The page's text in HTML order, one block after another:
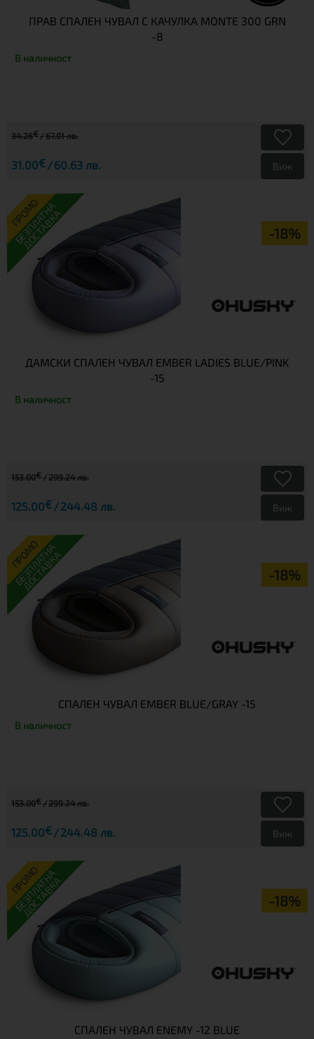
ПРАВ СПАЛЕН ЧУВАЛ С КАЧУЛКА MONTE 300 GRN
-8
В наличност
34.26€ 67.01 лв.
31.00€ 60.63 лв. Виж
ПРОМО
-18%
БЕЗПЛАТНА
ДОСТАВКА
ДАМСКИ СПАЛЕН ЧУВАЛ EMBER LADIES BLUE/PINK
-15
В наличност
153.00€ 299.24 лв.
125.00€ 244.48 лв. Виж
ПРОМО
-18%
БЕЗПЛАТНА
ДОСТАВКА
СПАЛЕН ЧУВАЛ EMBER BLUE/GRAY -15
В наличност
153.00€ 299.24 лв.
125.00€ 244.48 лв. Виж
ПРОМО
-18%
БЕЗПЛАТНА
ДОСТАВКА
СПАЛЕН ЧУВАЛ ENEMY -12 BLUE